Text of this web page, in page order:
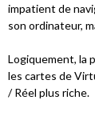
impatient de
son ordinateur,
Logiquement, la
les cartes de
/ Réel plus riche.